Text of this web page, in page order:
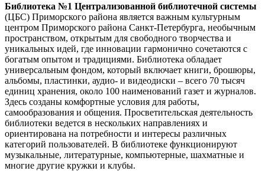
Библиотека №1 Централизованной библиотечной системы
(ЦБС) Приморского района является важным культурным
центром Приморского района Санкт-Петербурга, необычным
пространством, открытым для свободного творчества и
уникальных идей, где инновации гармонично сочетаются с
богатым опытом и традициями. Библиотека обладает
универсальным фондом, который включает книги, брошюры,
альбомы, пластинки, аудио- и видеодиски – всего 70 тысяч
единиц хранения, около 100 наименований газет и журналов.
Здесь созданы комфортные условия для работы,
самообразования и общения. Просветительская деятельность
библиотеки ведется в нескольких направлениях и
ориентирована на потребности и интересы различных
категорий пользователей. В библиотеке функционируют
музыкальные, литературные, компьютерные, шахматные и
многие другие кружки и клубы.